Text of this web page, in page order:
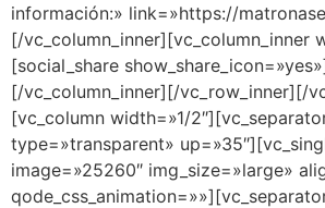
información:» link=»https://
[/vc_column_inner][vc_column_inner
[social_share
[/vc_column_inner][/vc_row_inner][/
[vc_column width=»1/
type=»transparent»
image=»25260″ img_size=»large»